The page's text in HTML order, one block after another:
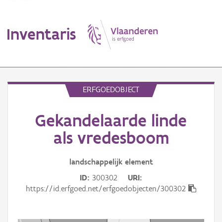
Inventaris
Erfgoedobject
Aanduidingsobject
Thema
ERFGOEDOBJECT
Gekandelaarde linde
als vredesboom
landschappelijk element
ID 300302
URI
https://id.erfgoed.net/erfgoedobjecten/300302